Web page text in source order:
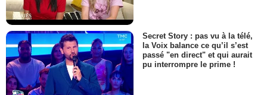
Secret Story : pas vu à la télé,
la Voix balance ce qu’il s’est
passé "en direct" et qui aurait
pu interrompre le prime !